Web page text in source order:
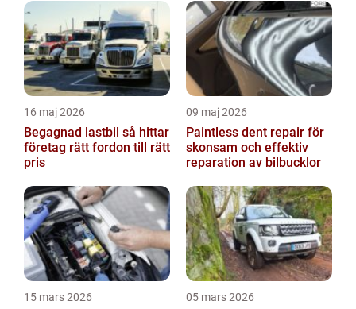
16 maj 2026
Begagnad lastbil så hittar
företag rätt fordon till rätt
pris
09 maj 2026
Paintless dent repair för
skonsam och effektiv
reparation av bilbucklor
15 mars 2026 05 mars 2026